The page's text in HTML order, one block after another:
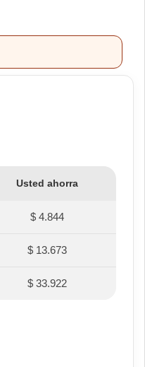
Usted ahorra
$ 4.844
$ 13.673
$ 33.922